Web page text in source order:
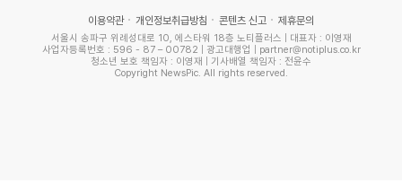
이용약관 개인정보취급방침 콘텐츠 신고 제휴문의
서울시 송파구 위례성대로 10, 에스타워 18층 노티플러스 | 대표자 : 이영재
사업자등록번호 : 596 - 87 – 00782 | 광고대행업 | partner@notiplus.co.kr
청소년 보호 책임자 : 이영재 | 기사배열 책임자 : 전윤수
Copyright NewsPic. All rights reserved.